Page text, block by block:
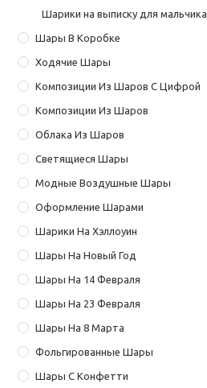
Шарики на выписку для мальчика
Шары В Коробке
Ходячие Шары
Композиции Из Шаров С Цифрой
Композиции Из Шаров
Облака Из Шаров
Светящиеся Шары
Модные Воздушные Шары
Оформление Шарами
Шарики На Хэллоуин
Шары На Новый Год
Шары На 14 Февраля
Шары На 23 Февраля
Шары На 8 Марта
Фольгированные Шары
Шары С Конфетти